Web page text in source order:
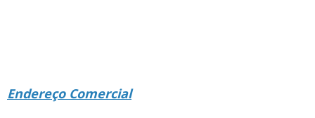
Endereço Comercial